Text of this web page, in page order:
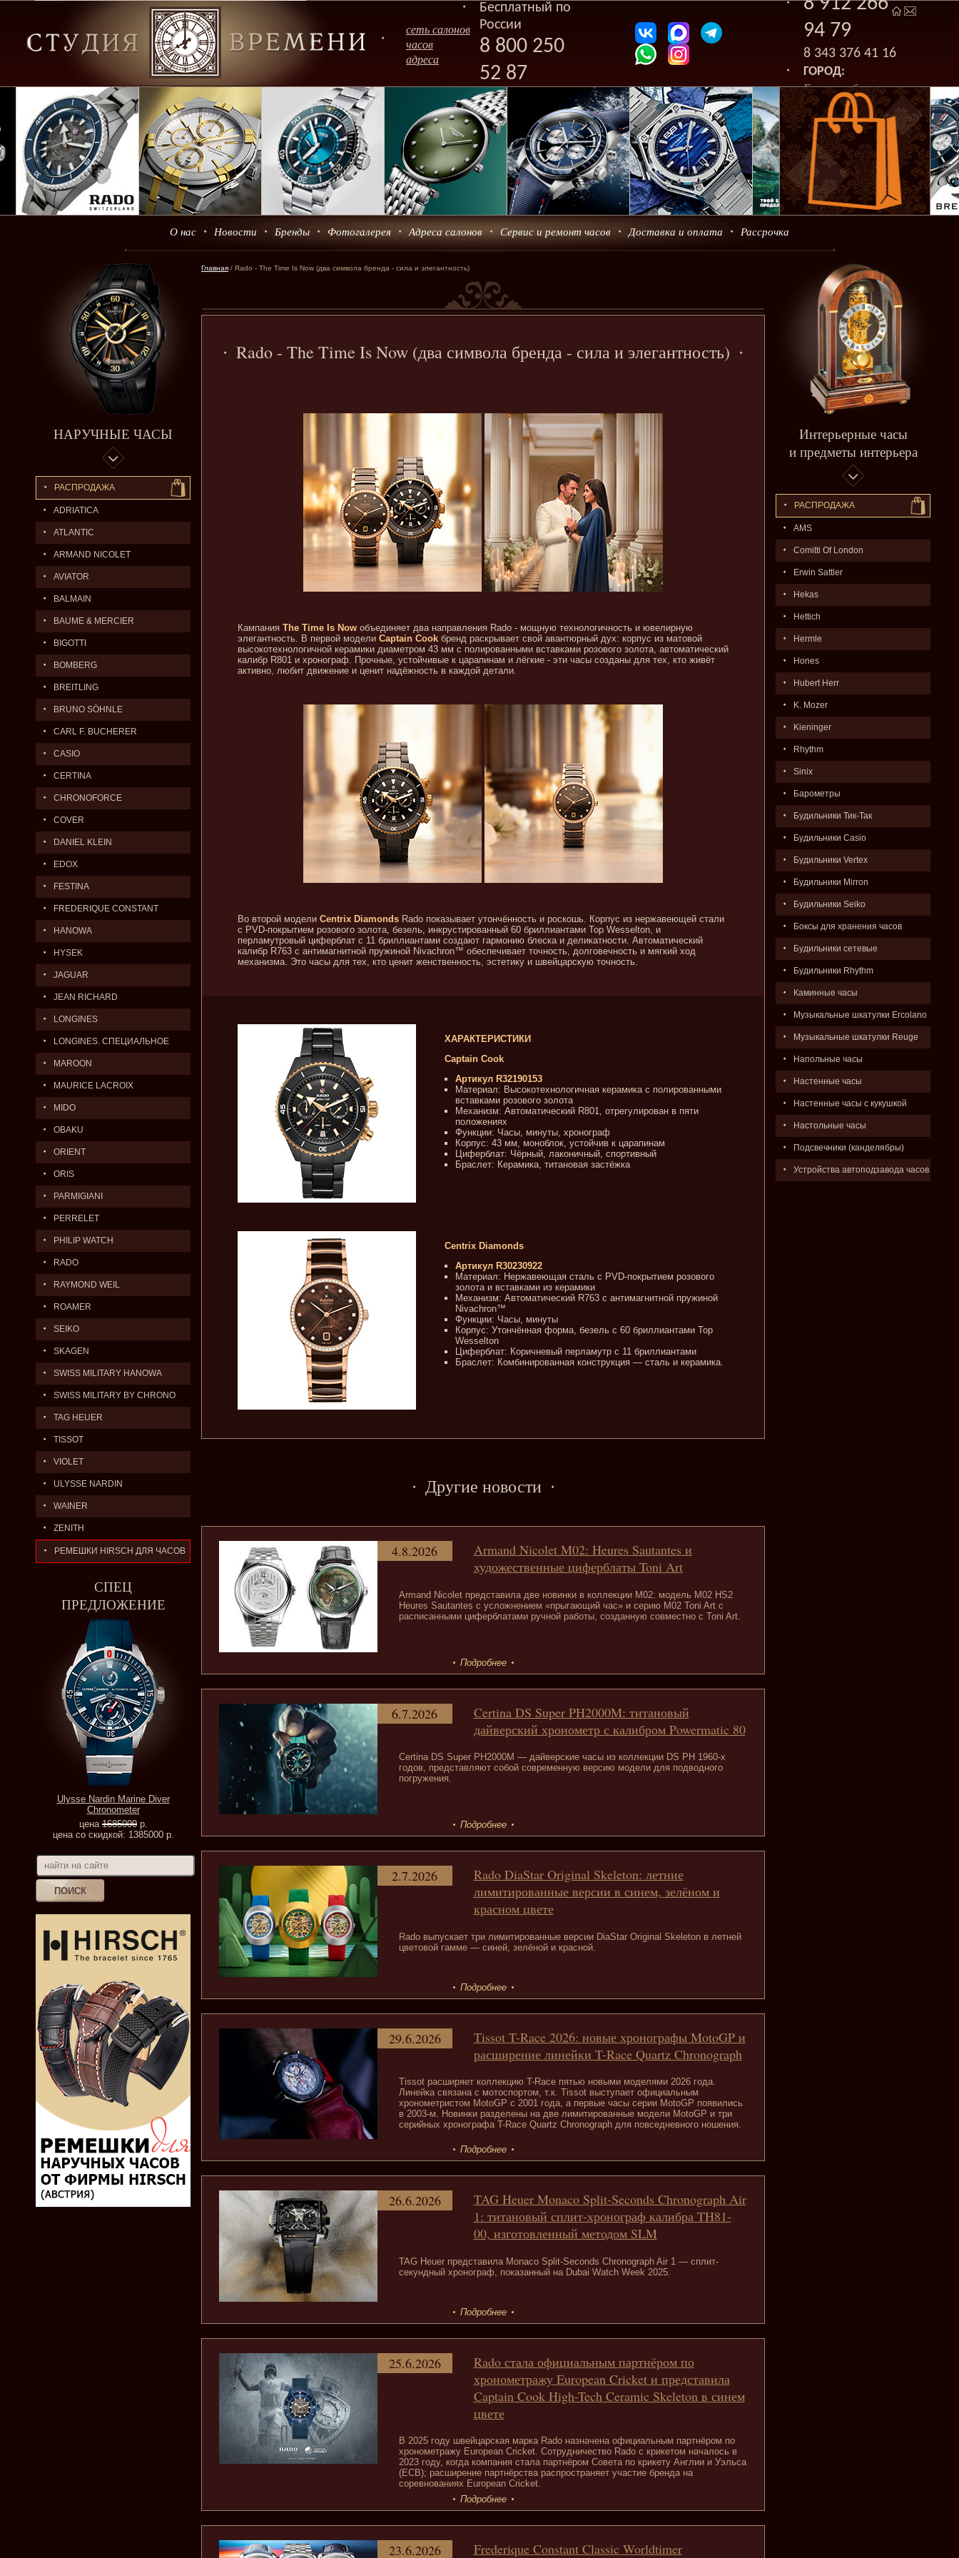
сеть салонов
часов
адреса
Бесплатный по
России
8 800 250
52 87
94 79
8 343 376 41 16
ГОРОД:
Екатеринбург
О нас Новости Бренды Фотогалерея Адреса салонов Сервис и ремонт часов Доставка и оплата Рассрочка
НАРУЧНЫЕ ЧАСЫ
РАСПРОДАЖА
ADRIATICA
ATLANTIC
ARMAND NICOLET
AVIATOR
BALMAIN
BAUME & MERCIER
BIGOTTI
BOMBERG
BREITLING
BRUNO SÖHNLE
CARL F. BUCHERER
CASIO
CERTINA
CHRONOFORCE
COVER
DANIEL KLEIN
EDOX
FESTINA
FREDERIQUE CONSTANT
HANOWA
HYSEK
JAGUAR
JEAN RICHARD
LONGINES
LONGINES. СПЕЦИАЛЬНОЕ
ПРЕДЛОЖЕНИЕ.
MAROON
MAURICE LACROIX
MIDO
OBAKU
ORIENT
ORIS
PARMIGIANI
PERRELET
PHILIP WATCH
RADO
RAYMOND WEIL
ROAMER
SEIKO
SKAGEN
SWISS MILITARY HANOWA
SWISS MILITARY BY CHRONO
TAG HEUER
TISSOT
VIOLET
ULYSSE NARDIN
WAINER
ZENITH
РЕМЕШКИ HIRSCH ДЛЯ ЧАСОВ
СПЕЦ
ПРЕДЛОЖЕНИЕ
Ulysse Nardin Marine Diver
Chronometer
цена 1685000р.
цена со скидкой: 1385000 р.
Интерьерные часы
и предметы интерьера
РАСПPОДАЖA
AMS
Comitti Of London
Erwin Sattler
Hekas
Hettich
Hermle
Hones
Hubert Herr
K. Mozer
Kieninger
Rhythm
Sinix
Барометры
Будильники Тик-Так
Будильники Casio
Будильники Vertex
Будильники Mirron
Будильники Seiko
Боксы для хранения часов
Будильники сетевые
Будильники Rhythm
Каминные часы
Музыкальные шкатулки Ercolano
Музыкальные шкатулки Reuge
Напольные часы
Настенные часы
Настенные часы с кукушкой
Настольные часы
Подсвечники (канделябры)
Устройства автоподзавода часов
Главная / Rado - The Time Is Now (два символа бренда - сила и элегантность)
Rado - The Time Is Now (два символа бренда - сила и элегантность)
Кампания The Time Is Now объединяет два направления Rado - мощную технологичность и ювелирную
элегантность. В первой модели Captain Cook бренд раскрывает свой авантюрный дух: корпус из матовой
высокотехнологичной керамики диаметром 43 мм с полированными вставками розового золота, автоматический
калибр R801 и хронограф. Прочные, устойчивые к царапинам и лёгкие - эти часы созданы для тех, кто живёт
активно, любит движение и ценит надёжность в каждой детали.
Во второй модели Centrix Diamonds Rado показывает утончённость и роскошь. Корпус из нержавеющей стали
с PVD-покрытием розового золота, безель, инкрустированный 60 бриллиантами Top Wesselton, и
перламутровый циферблат с 11 бриллиантами создают гармонию блеска и деликатности. Автоматический
калибр R763 с антимагнитной пружиной Nivachron™ обеспечивает точность, долговечность и мягкий ход
механизма. Это часы для тех, кто ценит женственность, эстетику и швейцарскую точность.
ХАРАКТЕРИСТИКИ
Captain Cook
Артикул R32190153
Материал: Высокотехнологичная керамика с полированными
вставками розового золота
Механизм: Автоматический R801, отрегулирован в пяти
положениях
Функции: Часы, минуты, хронограф
Корпус: 43 мм, моноблок, устойчив к царапинам
Циферблат: Чёрный, лаконичный, спортивный
Браслет: Керамика, титановая застёжка
Centrix Diamonds
Артикул R30230922
Материал: Нержавеющая сталь с PVD-покрытием розового
золота и вставками из керамики
Механизм: Автоматический R763 с антимагнитной пружиной
Nivachron™
Функции: Часы, минуты
Корпус: Утончённая форма, безель с 60 бриллиантами Top
Wesselton
Циферблат: Коричневый перламутр с 11 бриллиантами
Браслет: Комбинированная конструкция — сталь и керамика.
Другие новости
Armand Nicolet M02: Heures Sautantes и
художественные циферблаты Toni Art
Armand Nicolet представила две новинки в коллекции M02: модель M02 HS2
Heures Sautantes с усложнением «прыгающий час» и серию M02 Toni Art с
расписанными циферблатами ручной работы, созданную совместно с Toni Art.
4.8.2026
Подробнее
Certina DS Super PH2000M: титановый
дайверский хронометр с калибром Powermatic 80
Certina DS Super PH2000M — дайверские часы из коллекции DS PH 1960-х
годов, представляют собой современную версию модели для подводного
погружения.
6.7.2026
Подробнее
Rado DiaStar Original Skeleton: летние
лимитированные версии в синем, зелёном и
красном цвете
Rado выпускает три лимитированные версии DiaStar Original Skeleton в летней
цветовой гамме — синей, зелёной и красной.
2.7.2026
Подробнее
Tissot T-Race 2026: новые хронографы MotoGP и
расширение линейки T-Race Quartz Chronograph
Tissot расширяет коллекцию T-Race пятью новыми моделями 2026 года.
Линейка связана с мотоспортом, т.к. Tissot выступает официальным
хронометристом MotoGP с 2001 года, а первые часы серии MotoGP появились
в 2003-м. Новинки разделены на две лимитированные модели MotoGP и три
серийных хронографа T-Race Quartz Chronograph для повседневного ношения.
29.6.2026
Подробнее
TAG Heuer Monaco Split-Seconds Chronograph Air
1: титановый сплит-хронограф калибра TH81-
00, изготовленный методом SLM
TAG Heuer представила Monaco Split-Seconds Chronograph Air 1 — сплит-
секундный хронограф, показанный на Dubai Watch Week 2025.
26.6.2026
Подробнее
Rado стала официальным партнёром по
хронометражу European Cricket и представила
Captain Cook High-Tech Ceramic Skeleton в синем
цвете
В 2025 году швейцарская марка Rado назначена официальным партнёром по
хронометражу European Cricket. Сотрудничество Rado с крикетом началось в
2023 году, когда компания стала партнёром Совета по крикету Англии и Уэльса
(ECB); расширение партнёрства распространяет участие бренда на
соревнованиях European Cricket.
25.6.2026
Подробнее
Frederique Constant Classic Worldtimer
23.6.2026